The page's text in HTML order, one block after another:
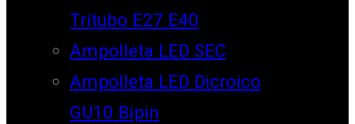
Tritubo E27 E40
Ampolleta LED SEC
Ampolleta LED Dicroico
GU10 Bipin